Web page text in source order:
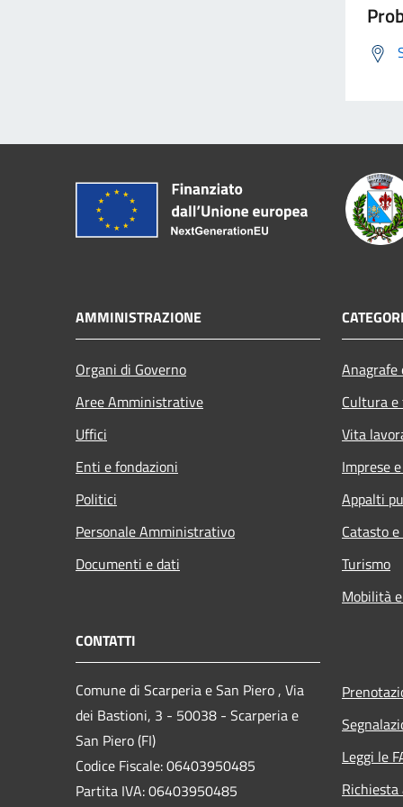
AMMINISTRAZIONE
Organi di Governo
Aree Amministrative
Uffici
Enti e fondazioni
Politici
Personale Amministrativo
Documenti e dati
Cultura
Vita
Imprese
Appalti
Catasto
Turismo
Mobilità
CONTATTI
Comune di Scarperia e San Piero , Via
dei Bastioni, 3 - 50038 - Scarperia e
San Piero (FI)
Codice Fiscale: 06403950485
Partita IVA: 06403950485
Leggi le